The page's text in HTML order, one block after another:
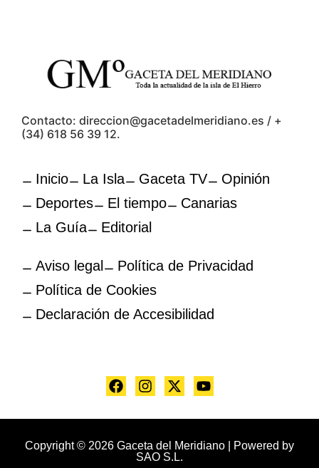
Contacto: direccion@gacetadelmeridiano.es / +
(34) 618 56 39 12.
Inicio La Isla Gaceta TV
Opinión
Deportes
El tiempo
Canarias
La Guía
Editorial
Aviso legal
Política de Privacidad
Política de Cookies
Declaración de Accesibilidad
Copyright © 2026 Gaceta del Meridiano | Powered by
SAO S.L.